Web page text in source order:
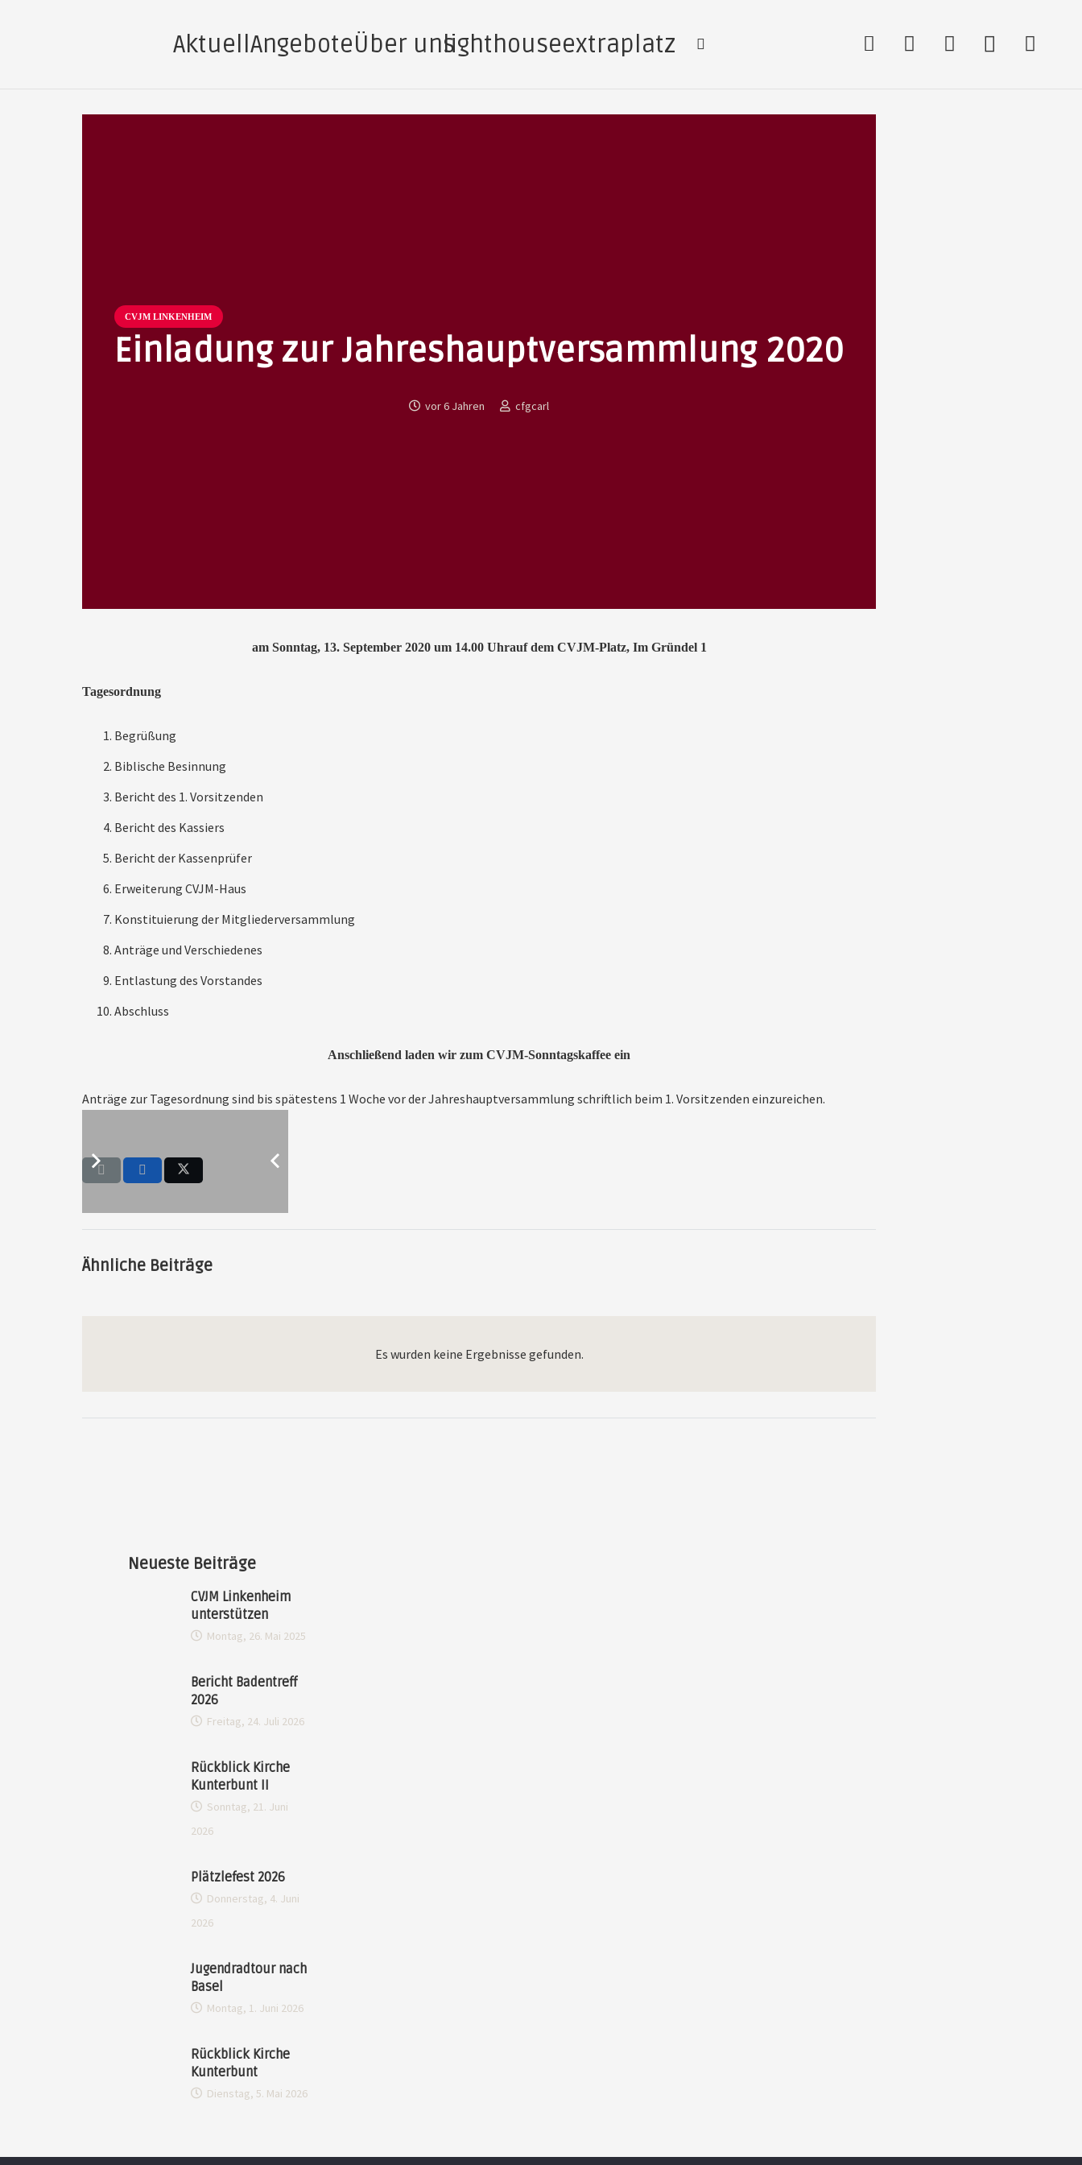
AktuellAngeboteÜber unslighthouseextraplatz
CVJM LINKENHEIM
Einladung zur Jahreshauptversammlung 2020
vor 6 Jahren cfgcarl
am Sonntag, 13. September 2020 um 14.00 Uhrauf dem CVJM-Platz, Im Gründel 1
Tagesordnung
Begrüßung
Biblische Besinnung
Bericht des 1. Vorsitzenden
Bericht des Kassiers
Bericht der Kassenprüfer
Erweiterung CVJM-Haus
Konstituierung der Mitgliederversammlung
Anträge und Verschiedenes
Entlastung des Vorstandes
Abschluss
Anschließend laden wir zum CVJM-Sonntagskaffee ein
Anträge zur Tagesordnung sind bis spätestens 1 Woche vor der Jahreshauptversammlung schriftlich beim 1. Vorsitzenden einzureichen.
Ähnliche Beiträge
Es wurden keine Ergebnisse gefunden.
Neueste Beiträge
CVJM Linkenheim
unterstützen
Montag, 26. Mai 2025
Bericht Badentreff
2026
Freitag, 24. Juli 2026
Rückblick Kirche
Kunterbunt II
Sonntag, 21. Juni
2026
Plätzlefest 2026
Donnerstag, 4. Juni
2026
Jugendradtour nach
Basel
Montag, 1. Juni 2026
Rückblick Kirche
Kunterbunt
Dienstag, 5. Mai 2026